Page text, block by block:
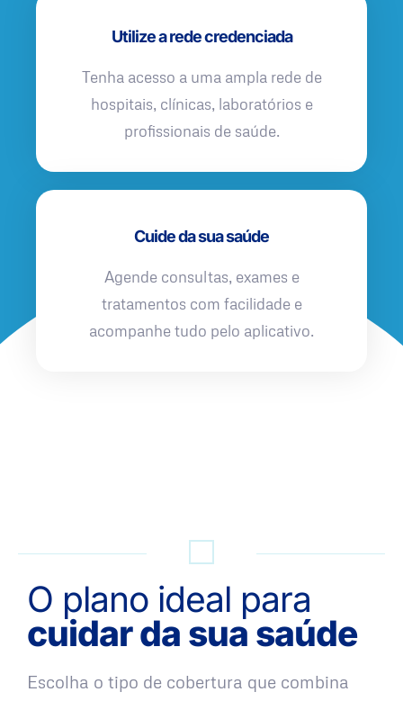
Utilize a rede credenciada
Tenha acesso a uma ampla rede de
hospitais, clínicas, laboratórios e
profissionais de saúde.
Cuide da sua saúde
Agende consultas, exames e
tratamentos com facilidade e
acompanhe tudo pelo aplicativo.
O plano ideal para
cuidar da sua saúde
Escolha o tipo de cobertura que combina